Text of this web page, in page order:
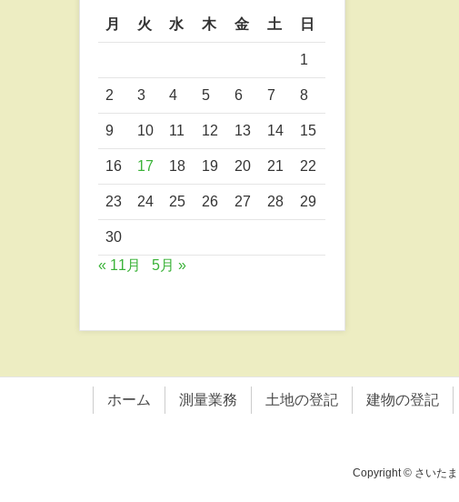
月 火 水 木 金 土 日
1
2 3 4 5 6 7 8
9 10 11 12 13 14 15
16 17 18 19 20 21 22
23 24 25 26 27 28 29
30
« 11月
5月 »
ホーム 測量業務 土地の登記 建物の登記
Copyright © さいた